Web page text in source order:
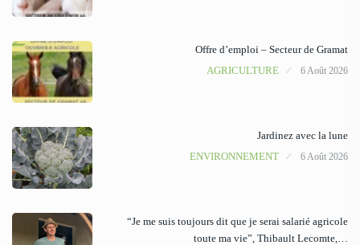
Offre d’emploi – Secteur de Gramat
AGRICULTURE
6 Août 2026
Jardinez avec la lune
ENVIRONNEMENT
6 Août 2026
“Je me suis toujours dit que je serai salarié agricole
toute ma vie”, Thibault Lecomte,…